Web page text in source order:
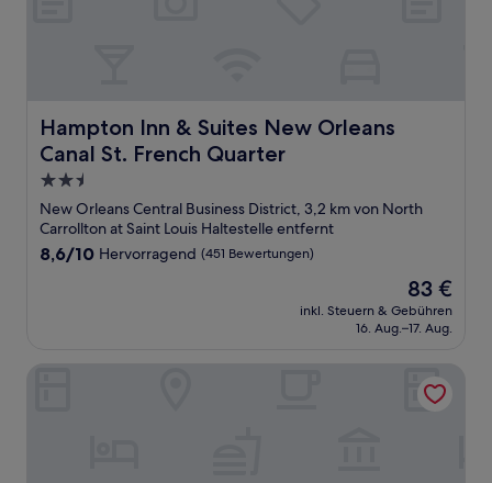
Hampton Inn & Suites New Orleans
Canal St. French Quarter
Hampton Inn & Suites New Orleans Canal St. French
2.5-
Sterne-
Unterkunft
New Orleans Central Business District, 3,2 km von North
Carrollton at Saint Louis Haltestelle entfernt
8.6
8,6/10 Hervorragend (451 Bewertungen)
Der
Preis
beträgt
83 €
inkl. Steuern & Gebühren
16. Aug.–17. Aug.
Best Western Plus French Quarter Courtyard Hotel